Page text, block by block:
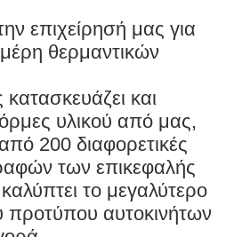
επιχείρησή μας για
θερμαντικών
και
υλικού από μας,
200 διαφορετικές
των επικεφαλής
το μεγαλύτερο
προτύπου αυτοκινήτων